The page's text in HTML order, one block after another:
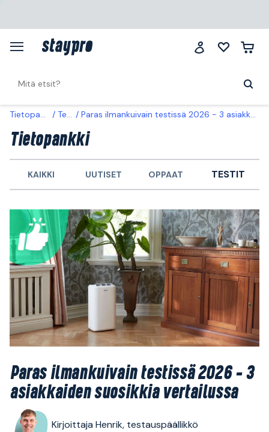
Tietopankki Testit Paras ilmankuivain testissä 2026 - 3 asiakkaiden suosikkia vertailussa
Tietopankki
KAIKKI UUTISET OPPAAT TESTIT
Paras ilmankuivain testissä 2026 - 3
asiakkaiden suosikkia vertailussa
Kirjoittaja Henrik, testauspäällikkö